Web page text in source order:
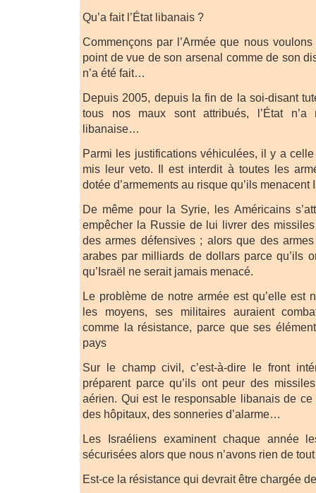
Qu’a fait l’État libanais ?
Commençons par l’Armée que nous
point de vue de son arsenal comme de son
n’a été fait…
Depuis 2005, depuis la fin de la soi-disant
tous nos maux sont attribués, l’État n’a
libanaise…
Parmi les justifications véhiculées, il y a
mis leur veto. Il est interdit à toutes les
dotée d’armements au risque qu’ils menacent
De même pour la Syrie, les Américains
empêcher la Russie de lui livrer des
des armes défensives ; alors que des
arabes par milliards de dollars parce qu’ils
qu’Israël ne serait jamais menacé.
Le problème de notre armée est qu’elle est
les moyens, ses militaires auraient
comme la résistance, parce que ses
pays
Sur le champ civil, c’est-à-dire le front
préparent parce qu’ils ont peur des
aérien. Qui est le responsable libanais de
des hôpitaux, des sonneries d’alarme…
Les Israéliens examinent chaque année
sécurisées alors que nous n’avons rien de
Est-ce la résistance qui devrait être chargée